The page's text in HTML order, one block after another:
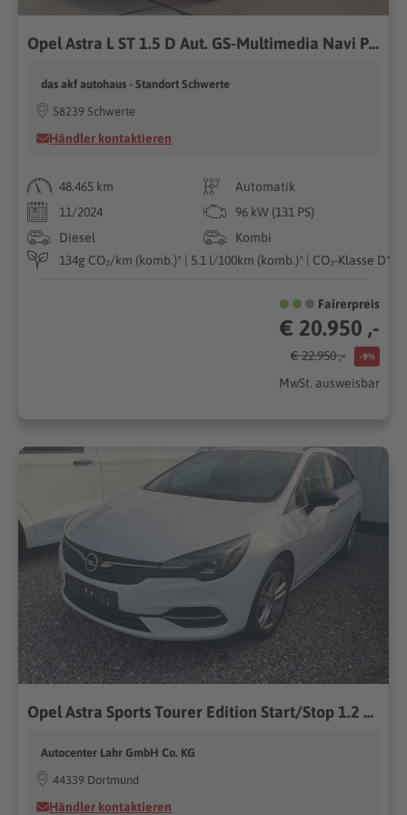
Opel Astra L ST 1.5 D Aut. GS-Multimedia Navi Pro*AHK
das akf autohaus - Standort Schwerte
58239 Schwerte
Händler kontaktieren
48.465 km
Automatik
11/2024
96 kW (131 PS)
Diesel
Kombi
134g CO₂/km (komb.)* | 5.1 l/100km (komb.)* | CO₂-Klasse D*
Fairerpreis
€ 20.950 ,-
€ 22.950 ,- -9%
MwSt. ausweisbar
Opel Astra Sports Tourer Edition Start/Stop 1.2 Edition, AHK, LED, Kamera, Navi, AppConnect
Autocenter Lahr GmbH Co. KG
44339 Dortmund
Händler kontaktieren